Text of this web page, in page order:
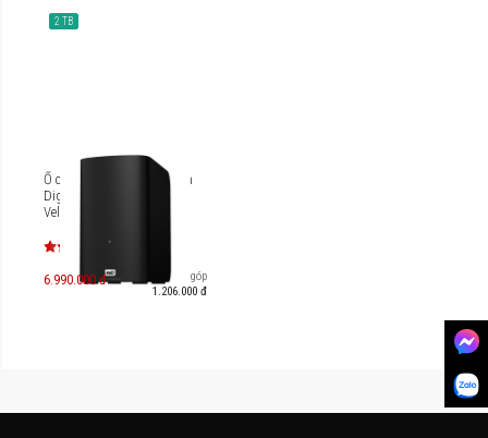
2 TB
Ổ cứng tốc độ cao Western
Digital My Book
VelociRaptor Duo 2TB
6.990.000 đ
Trả góp
1.206.000 đ